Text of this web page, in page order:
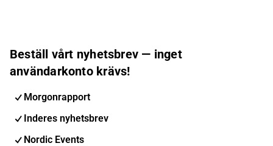
Beställ vårt nyhetsbrev — inget
användarkonto krävs!
Morgonrapport
Inderes nyhetsbrev
Nordic Events